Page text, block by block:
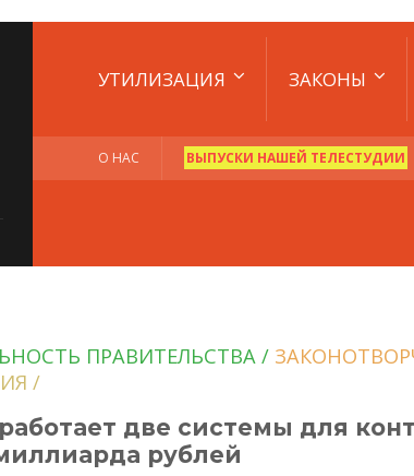
УТИЛИЗАЦИЯ ЗАКОНЫ
О НАС ВЫПУСКИ НАШЕЙ ТЕЛЕСТУДИИ
ПРАВИТЕЛЬСТВА /
/
две системы для
рублей